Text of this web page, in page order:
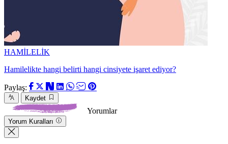
HAMİLELİK
Hamilelikte hangi belirti hangi cinsiyete işaret ediyor?
Paylaş:
Kaydet
Yorumlar
Yorum Kuralları